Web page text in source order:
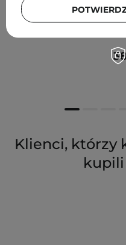
Klienci, którzy